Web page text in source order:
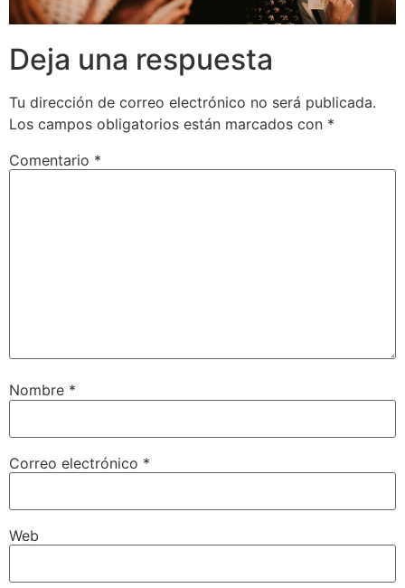
Deja una respuesta
Tu dirección de correo electrónico no será publicada.
Los campos obligatorios están marcados con *
Comentario *
Nombre *
Correo electrónico *
Web